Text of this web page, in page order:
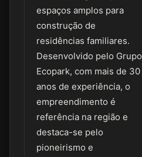
espaços amplos para
construção de
residências familiares.
Desenvolvido pelo Grupo
Ecopark, com mais de 30
anos de experiência, o
empreendimento é
referência na região e
destaca-se pelo
pioneirismo e